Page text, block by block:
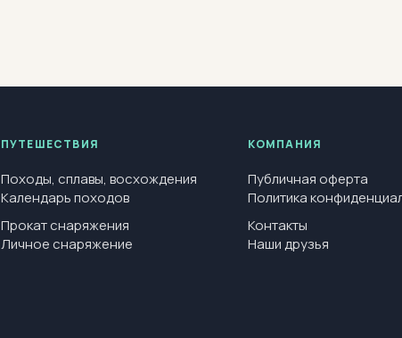
ПУТЕШЕСТВИЯ
Походы, сплавы, восхождения
Календарь походов
Прокат снаряжения
Личное снаряжение
КОМПАНИЯ
Публичная оферта
Политика
Контакты
Наши друзья